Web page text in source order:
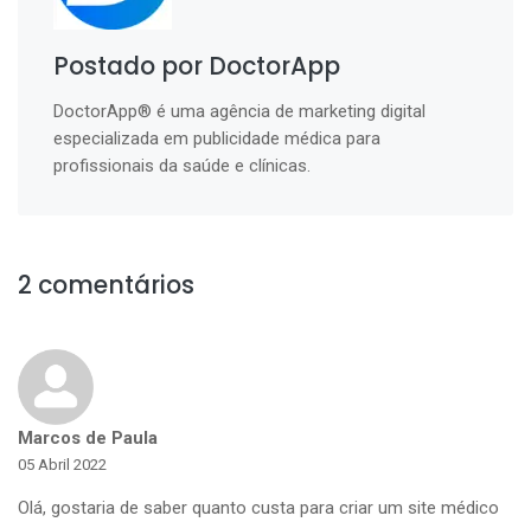
Postado por DoctorApp
DoctorApp® é uma agência de marketing digital
especializada em publicidade médica para
profissionais da saúde e clínicas.
2 comentários
Marcos de Paula
05 Abril 2022
Olá, gostaria de saber quanto custa para criar um site médico